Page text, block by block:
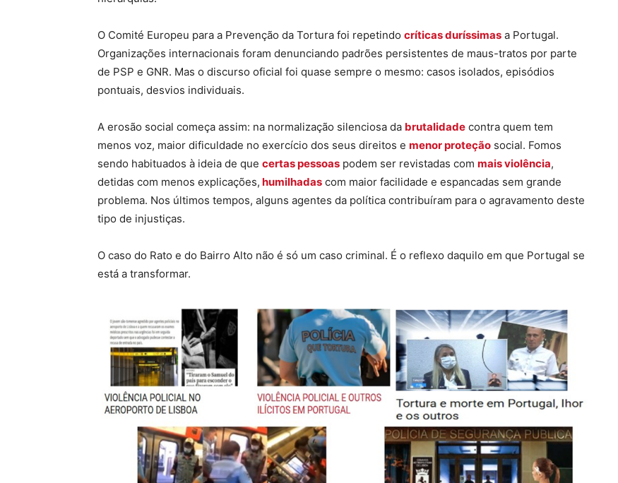
O Comité Europeu para a Prevenção da Tortura foi repetindo críticas duríssimas a Portugal.
Organizações internacionais foram denunciando padrões persistentes de maus-tratos por parte
de PSP e GNR. Mas o discurso oficial foi quase sempre o mesmo: casos isolados, episódios
pontuais, desvios individuais.
A erosão social começa assim: na normalização silenciosa da brutalidade contra quem tem
menos voz, maior dificuldade no exercício dos seus direitos e menor proteção social. Fomos
sendo habituados à ideia de que certas pessoas podem ser revistadas com mais violência,
detidas com menos explicações, humilhadas com maior facilidade e espancadas sem grande
problema. Nos últimos tempos, alguns agentes da política contribuíram para o agravamento deste
tipo de injustiças.
O caso do Rato e do Bairro Alto não é só um caso criminal. É o reflexo daquilo em que Portugal se
está a transformar.